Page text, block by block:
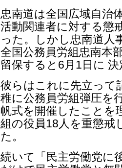
忠南道は全国広域自治
活動関連者に対する懲
った。しかし忠南道人
全国公務員労組忠南本
留保すると6月1日に
彼らはこれに先立って
稚に公務員労組弾圧を
帆式を開催したことを
組の役員18人を重懲戒
た。
続いて「民主労働党に